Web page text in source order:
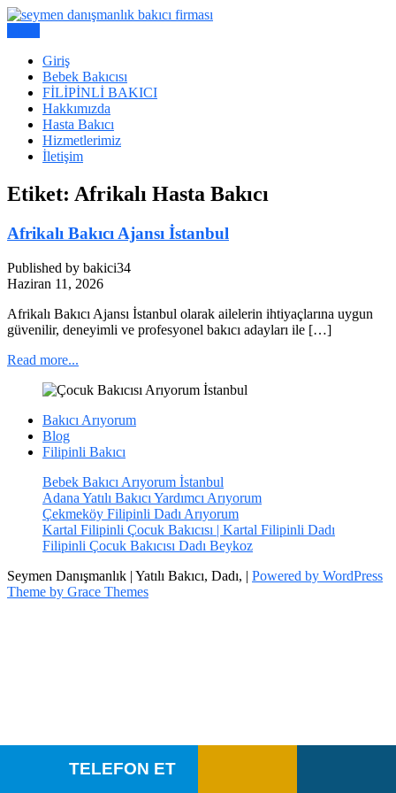
Skip
Seymen Danışmanlık | Yatılı
Bakıcı, Dadı,
Giriş
Bebek Bakıcısı
FİLİPİNLİ BAKICI
Hakkımızda
Hasta Bakıcı
Hizmetlerimiz
İletişim
Etiket: Afrikalı Hasta Bakıcı
Afrikalı Bakıcı Ajansı İstanbul
Published by bakici34
Haziran 11, 2026
Afrikalı Bakıcı Ajansı İstanbul olarak ailelerin ihtiyaçlarına uygun
güvenilir, deneyimli ve profesyonel bakıcı adayları ile […]
Read more...
Bakıcı Arıyorum
Blog
Filipinli Bakıcı
Bebek Bakıcı Arıyorum İstanbul
Adana Yatılı Bakıcı Yardımcı Arıyorum
Çekmeköy Filipinli Dadı Arıyorum
Kartal Filipinli Çocuk Bakıcısı | Kartal Filipinli Dadı
Filipinli Çocuk Bakıcısı Dadı Beykoz
Seymen Danışmanlık | Yatılı Bakıcı, Dadı, | Powered by WordPress
Theme by Grace Themes
TELEFON ET